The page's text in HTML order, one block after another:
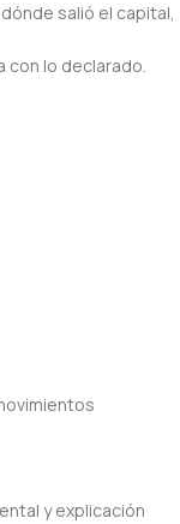
salió el capital,
con lo declarado.
y explicación